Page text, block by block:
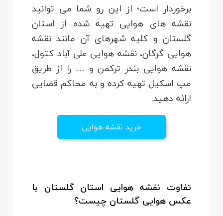
برخوردار است؛ از این رو شما می توانید
نقشه های هوایی تهیه شده از استان
گلستان و کلیه شهرهای آن مانند نقشه
هوایی گرگان، نقشه هوایی علی آباد کتول،
نقشه هوایی بندر ترکمن و … را از طریق
مپ اسکیل تهیه کرده و به محاکم قضایی
ارائه دهید.
خرید نقشه هوایی
تفاوت نقشه هوایی استان گلستان با
عکس هوایی گلستان چیست؟